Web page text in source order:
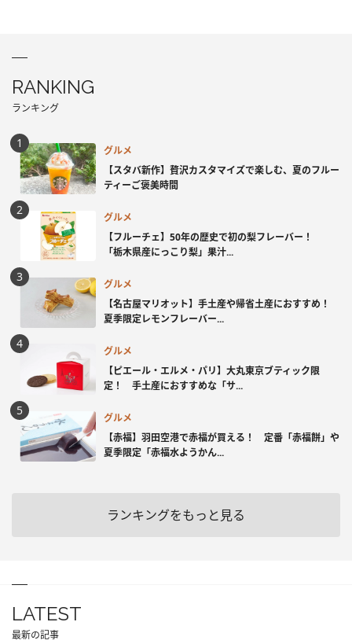
RANKING
ランキング
グルメ
【スタバ新作】贅沢カスタマイズで楽しむ、夏のフルー
ティーご褒美時間
グルメ
【フルーチェ】50年の歴史で初の梨フレーバー！
「栃木県産にっこり梨」果汁...
グルメ
【名古屋マリオット】手土産や帰省土産におすすめ！
夏季限定レモンフレーバー...
グルメ
【ピエール・エルメ・パリ】大丸東京ブティック限
定！ 手土産におすすめな「サ...
グルメ
【赤福】羽田空港で赤福が買える！ 定番「赤福餅」や
夏季限定「赤福水ようかん...
ランキングをもっと見る
LATEST
最新の記事